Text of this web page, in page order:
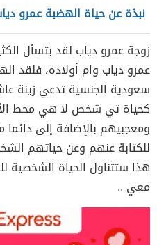
نبذة عن حياة الهضبة عمرو
زوجة عمرو دياب لقد بتسأل
عمرو دياب وام أولاده، فلقد
سعودية الجنسية تدعي زينة
كحياة تي شخص لا هي محط
ومعجبيهم بالإضافة إلى
للكتابة عنهم وعن حياتهم
هذا ستتناول الحياة الشخصية
معي ..